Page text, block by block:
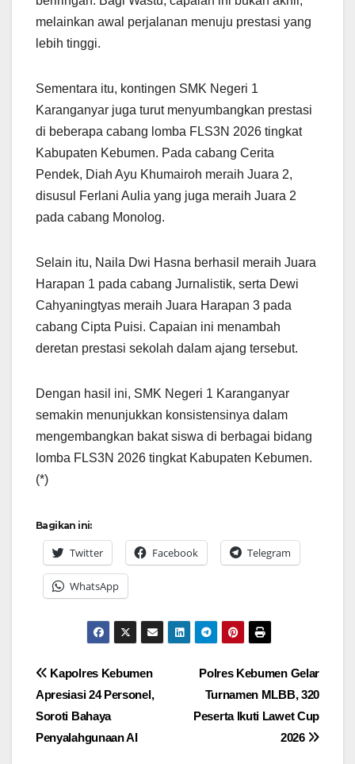
melainkan awal perjalanan menuju prestasi yang
lebih tinggi.
Sementara itu, kontingen SMK Negeri 1
Karanganyar juga turut menyumbangkan prestasi
di beberapa cabang lomba FLS3N 2026 tingkat
Kabupaten Kebumen. Pada cabang Cerita
Pendek, Diah Ayu Khumairoh meraih Juara 2,
disusul Ferlani Aulia yang juga meraih Juara 2
pada cabang Monolog.
Selain itu, Naila Dwi Hasna berhasil meraih Juara
Harapan 1 pada cabang Jurnalistik, serta Dewi
Cahyaningtyas meraih Juara Harapan 3 pada
cabang Cipta Puisi. Capaian ini menambah
deretan prestasi sekolah dalam ajang tersebut.
Dengan hasil ini, SMK Negeri 1 Karanganyar
semakin menunjukkan konsistensinya dalam
mengembangkan bakat siswa di berbagai bidang
lomba FLS3N 2026 tingkat Kabupaten Kebumen.
(*)
Bagikan ini:
Twitter Facebook Telegram
WhatsApp
Navigasi
pos
Polres Kebumen Gelar
Turnamen MLBB, 320
Peserta Ikuti Lawet Cup
2026
Kapolres Kebumen
Apresiasi 24 Personel,
Soroti Bahaya
Penyalahgunaan AI